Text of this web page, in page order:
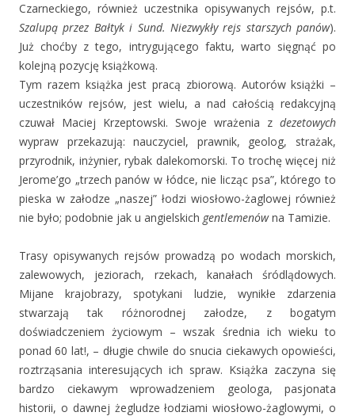
Czarneckiego, również uczestnika opisywanych rejsów, p.t.
Szalupą przez Bałtyk i Sund. Niezwykły rejs starszych panów).
Już choćby z tego, intrygującego faktu, warto sięgnąć po
kolejną pozycję książkową.
Tym razem książka jest pracą zbiorową. Autorów książki –
uczestników rejsów, jest wielu, a nad całością redakcyjną
czuwał Maciej Krzeptowski. Swoje wrażenia z dezetowych
wypraw przekazują: nauczyciel, prawnik, geolog, strażak,
przyrodnik, inżynier, rybak dalekomorski. To trochę więcej niż
Jerome’go „trzech panów w łódce, nie licząc psa”, którego to
pieska w załodze „naszej” łodzi wiosłowo-żaglowej również
nie było; podobnie jak u angielskich gentlemenówna Tamizie.
Trasy opisywanych rejsów prowadzą po wodach morskich,
zalewowych, jeziorach, rzekach, kanałach śródlądowych.
Mijane krajobrazy, spotykani ludzie, wynikłe zdarzenia
stwarzają tak różnorodnej załodze, z bogatym
doświadczeniem życiowym – wszak średnia ich wieku to
ponad 60 lat!, – długie chwile do snucia ciekawych opowieści,
roztrząsania interesujących ich spraw. Książka zaczyna się
bardzo ciekawym wprowadzeniem geologa, pasjonata
historii, o dawnej żegludze łodziami wiosłowo-żaglowymi, o